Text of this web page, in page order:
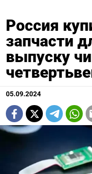
Россия
запчасти
выпуску
05.09.2024